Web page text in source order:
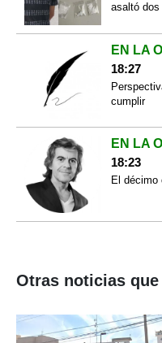
asaltó
EN LA
18:27
cumplir
EN LA
18:23
El décimo
Otras noticias